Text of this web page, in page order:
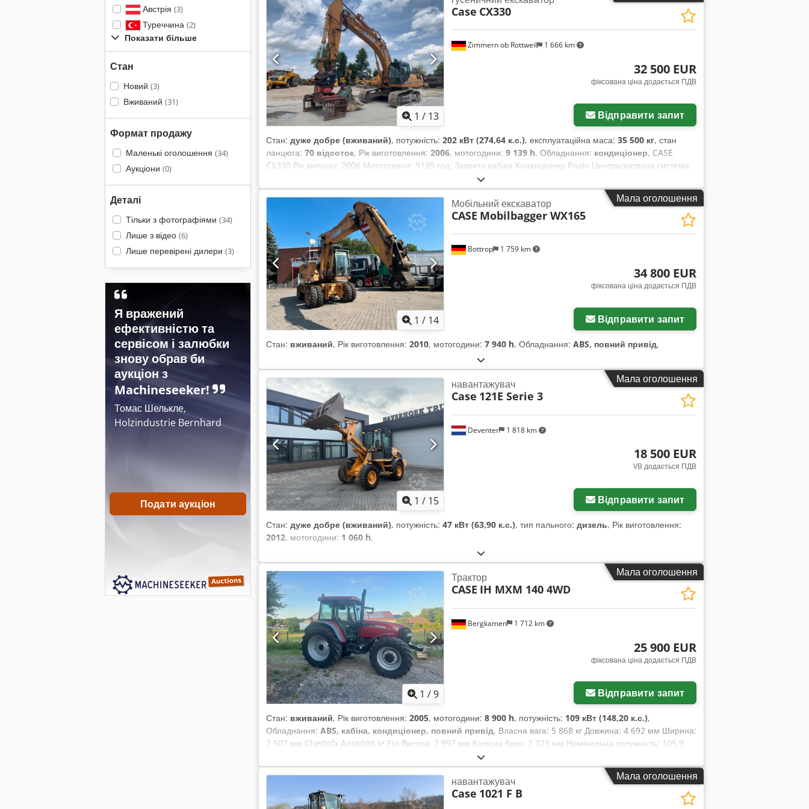
Австрія (3)
Туреччина (2)
Показати більше
Стан
Новий (3)
Вживаний (31)
Формат продажу
Маленькі оголошення (34)
Аукціони (0)
Деталі
Тільки з фотографіями (34)
Лише з відео (6)
Лише перевірені дилери (3)
Я вражений
ефективністю та
сервісом і залюбки
знову обрав би
аукціон з
Machineseeker!
Томас Шелькле,
Holzindustrie Bernhard
Подати аукціон
1 / 13
Zimmern ob Rottweil 1 666 km
Case CX330
32 500 EUR
фіксована ціна додається ПДВ
Відправити запит
Стан: дуже добре (вживаний), потужність: 202 кВт (274,64 к.с.), експлуатаційна маса: 35 500 кг, стан
ланцюга: 70 відсоток, Рік виготовлення: 2006, мотогодини: 9 139 h, Обладнання: кондиціонер, CASE
CX330 Рік випуску: 2006 Мотогодини: 9139 год. Закрита кабіна Кондиціонер Радіо Централізована система
змащення Стандартна стріла Стріла: 3,30 м Повна гідравлічна система (для гідромолота, грейфера,
ножиць) Швидкозмінне кріплення OQ80 1 ковш – ширина 800 мм 1 грейфер – працює, потребує ремонту
Ходова частина збережена приблизно на 70% Опорні пластини, ширина 600 мм Двигун Isuzu, потужність
202 кВт CE Транспортування: 10,8 x 3 x 3,40 м Chedpfezp Rm Rjx Aa Eoa Робоча вага: 35,5 т.
Мала оголошення
1 / 14
Bottrop 1 759 km
Мобільний екскаватор
CASE Mobilbagger WX165
34 800 EUR
фіксована ціна додається ПДВ
Відправити запит
Стан: вживаний, Рік виготовлення: 2010, мотогодини: 7 940 h, Обладнання: ABS, повний привід,
Мала оголошення
1 / 15
Deventer 1 818 km
навантажувач
Case 121E Serie 3
18 500 EUR
VB додається ПДВ
Відправити запит
Стан: дуже добре (вживаний), потужність: 47 кВт (63,90 к.с.), тип пального: дизель, Рік виготовлення:
2012, мотогодини: 1 060 h,
Мала оголошення
1 /9
Bergkamen 1 712 km
Трактор
CASE IH MXM 140 4WD
25 900 EUR
фіксована ціна додається ПДВ
Відправити запит
Стан: вживаний, Рік виготовлення: 2005, мотогодини: 8 900 h, потужність: 109 кВт (148,20 к.с.),
Обладнання: ABS, кабіна, кондиціонер, повний привід, Власна вага: 5 868 кг Довжина: 4 692 мм Ширина:
2 507 мм Chedpfx Aaswlmt Ie Eja Висота: 2 997 мм Колісна база: 2 723 мм Номінальна потужність: 105,9
кВт, 144 к. с. Номінальна частота обертання: 2 200 об/хв Кількість циліндрів: 6 Робочий об'єм: 7 480 см³
Зростання крутного моменту: 51,3 Повний привід
Мала оголошення
навантажувач
Case 1021 F B